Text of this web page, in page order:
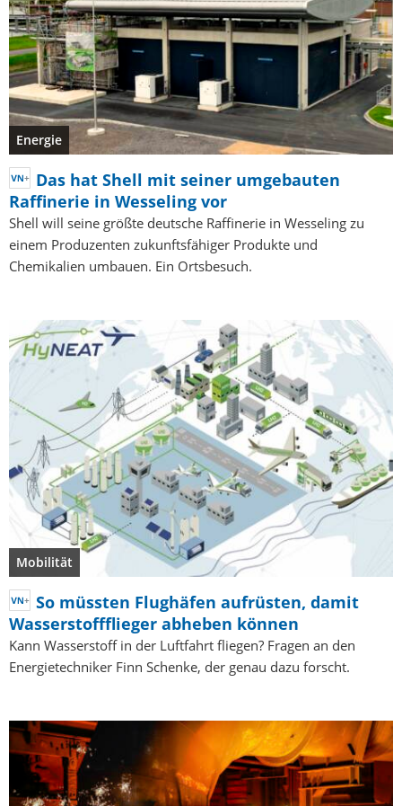
Energie
Das hat Shell mit seiner umgebauten
Raffinerie in Wesseling vor
Shell will seine größte deutsche Raffinerie in Wesseling zu
einem Produzenten zukunftsfähiger Produkte und
Chemikalien umbauen. Ein Ortsbesuch.
Mobilität
So müssten Flughäfen aufrüsten, damit
Wasserstoffflieger abheben können
Kann Wasserstoff in der Luftfahrt fliegen? Fragen an den
Energietechniker Finn Schenke, der genau dazu forscht.